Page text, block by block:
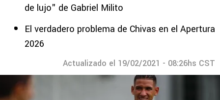
de lujo" de Gabriel Milito
El verdadero problema de Chivas en el Apertura
2026
Actualizado el 19/02/2021 - 08:26hs CST